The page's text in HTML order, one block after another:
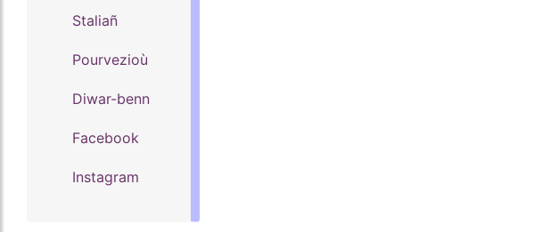
Staliañ
Pourvezioù
Diwar-benn
Facebook
Instagram